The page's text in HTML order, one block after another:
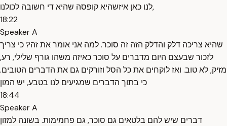
לנו כאן איזשהיא קופסה שהיא די חשובה לכולנו,
18:22
Speaker A
שהיא צריכה דלק והדלק הזה זה סוכר. למה אני אומר את זה? כי צריך
לזכור שבעצם היום מדברים על סוכר כאיזה משהו גורף שלילי, רע,
מזיק, לא טוב. ואז לוקחים את כל הסל וזורקים גם את הדברים הטובים.
כי בתוך הדברים שמגיעים לנו בטבע, יש המון
18:44
Speaker A
דברים שיש להם בלטאים גם סוכר, גם פחמימות. בשונה למזון